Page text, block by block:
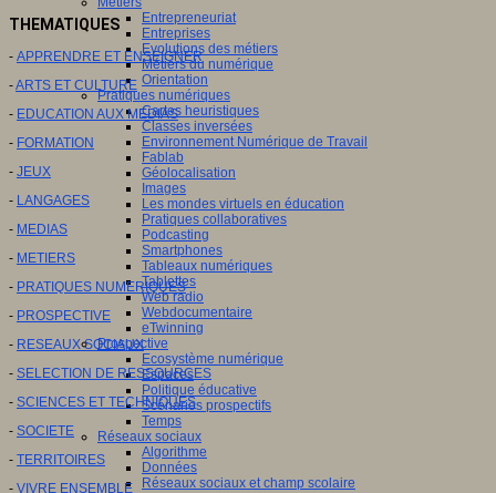
Entrepreneuriat
Entreprises
Evolutions des métiers
Métiers du numérique
Orientation
Pratiques numériques
Cartes heuristiques
Classes inversées
Environnement Numérique de Travail
Fablab
Géolocalisation
Images
Les mondes virtuels en éducation
Pratiques collaboratives
Podcasting
Smartphones
Tableaux numériques
Tablettes
Web radio
Webdocumentaire
eTwinning
Prospective
Ecosystème numérique
Espaces
Politique éducative
Scénarios prospectifs
Temps
Réseaux sociaux
Algorithme
Données
Réseaux sociaux et champ scolaire
THEMATIQUES
- APPRENDRE ET ENSEIGNER
-ARTS ET CULTURE
- EDUCATION AUX MEDIAS
- FORMATION
- JEUX
- LANGAGES
- MEDIAS
- METIERS
- PRATIQUES NUMERIQUES
- PROSPECTIVE
- RESEAUX SOCIAUX
- SELECTION DE RESSOURCES
- SCIENCES ET TECHNIQUES
- SOCIETE
- TERRITOIRES
- VIVRE ENSEMBLE